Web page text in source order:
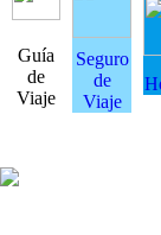
Guía
de
Viaje
Seguro
de
Viaje